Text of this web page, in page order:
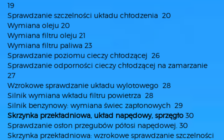
19
Sprawdzanie szczelności układu chłodzenia 20
Wymiana oleju 20
Wymiana filtru oleju 21
Wymiana filtru paliwa 23
Sprawdzanie poziomu cieczy chłodzącej 26
Sprawdzanie odporności cieczy chłodzącej na zamarzanie
27
Wzrokowe sprawdzanie układu wylotowego 28
Silnik wymiana wkładu filtru powietrza 28
Silnik benzynowy: wymiana świec zapłonowych 29
Skrzynka przekładniowa, układ napędowy, sprzęgło 30
Sprawdzanie osłon przegubów półosi napędowej. 30
Skrzynka przekładniowa: wzrokowe sprawdzanie szczelności